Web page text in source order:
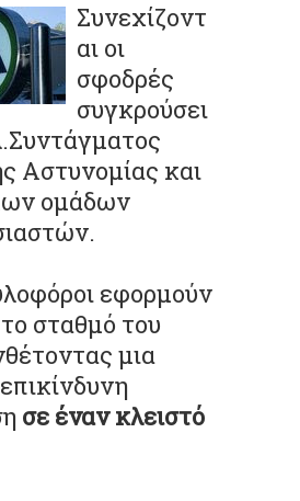
Συνεχίζοντ
αι οι
σφοδρές
συγκρούσει
Αστυνομίας και
ομάδων
εφορμούν
σταθμό του
μια
σε έναν κλειστό